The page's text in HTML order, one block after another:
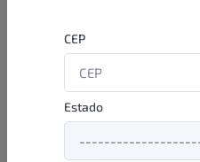
CEP
Estado
aproveitar as promoções e
beleza e higiene em nossa
comprando de seus
distribuidores para comprar
agilidade. Aproveite!